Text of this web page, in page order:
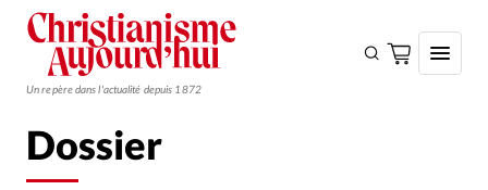
Un repère dans l'actualité depuis 1872
Dossier